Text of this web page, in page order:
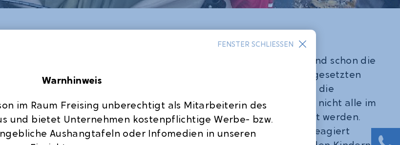
FENSTER SCHLIESSEN
Warnhinweis
im Raum Freising unberechtigt als Mitarbeiterin des
und bietet Unternehmen kostenpflichtige Werbe- bzw.
Aushangtafeln oder Infomedien in unseren
Kind
wurde
der
Nach einem weiteren kurzen Spaziergang stand schon die
letzte Aktivität an. Aufgrund des zeitlich eng gesetzten
Rahmens (90 Minuten) und dem Eingehen auf die
individuellen Bedürfnisse der Kinder, konnten nicht alle im
Vorfeld geplanten Ablaufpunkte durchgeführt werden.
Worauf jedoch von allen Seiten sehr flexibel reagiert